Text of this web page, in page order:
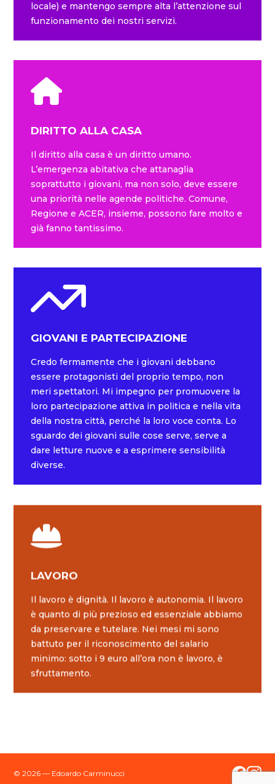
locale) e mantengo sempre alta l’attenzione sul
funzionamento dei nostri servizi.
DIRITTO ALLA CASA
Il diritto alla casa è un diritto umano.
L’emergenza abitativa che attanaglia
soprattutto i giovani, ma non solo, deve essere
una priorità nelle agende politiche. Comune,
Regione e ACER, insieme, possono fare molto e
già fanno tantissimo.
GIOVANI E PARTECIPAZIONE
Credo fermamente che i giovani debbano
essere protagonisti del proprio tempo, non
meri spettatori. Mi impegno per promuovere la
loro partecipazione attiva in politica e nella vita
della nostra città, perché la loro voce conta. Lo
sguardo dei giovani sulle cose serve, serve a
dare letture nuove e a esprimere sensibilità
diverse.
LAVORO
Il lavoro è dignità. Il lavoro è autonomia. Il lavoro
è quanto di più prezioso ed essenziale abbiamo
da preservare e tutelare. Nei mesi mi sono
battuto per il riconoscimento del salario
minimo: sotto i 9 euro all’ora non è lavoro, è
sfruttamento.
© 2026 — Edoardo Carminucci